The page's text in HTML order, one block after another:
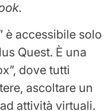
è accessibile solo
Quest. È una
dove tutti
ascoltare un
attività virtuali.